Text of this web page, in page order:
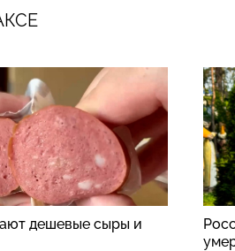
дешевые сыры и